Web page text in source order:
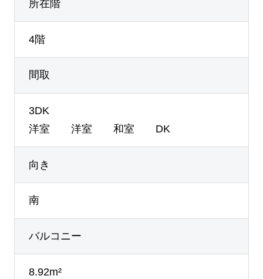
所在階
4階
間取
3DK
洋室 洋室 和室 DK
向き
南
バルコニー
8.92m²